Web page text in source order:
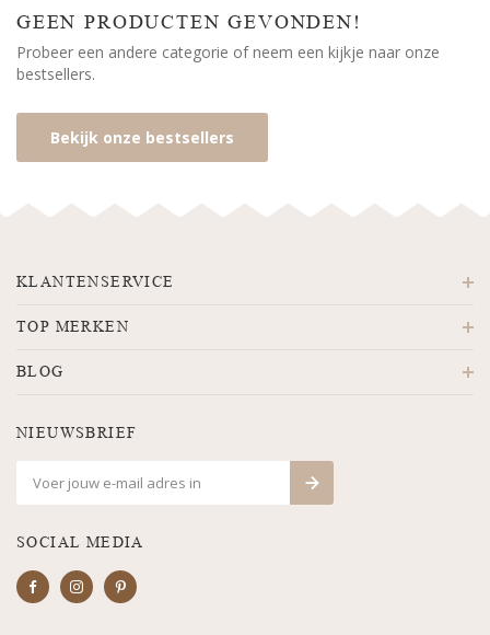
GEEN PRODUCTEN GEVONDEN!
Probeer een andere categorie of neem een kijkje naar onze
bestsellers.
Bekijk onze bestsellers
KLANTENSERVICE
TOP MERKEN
BLOG
NIEUWSBRIEF
SOCIAL MEDIA